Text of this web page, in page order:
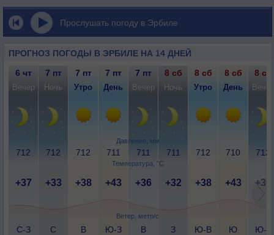
Прослушать погоду в Эрбиле
ПРОГНОЗ ПОГОДЫ В ЭРБИЛЕ НА 14 ДНЕЙ
Давление, мм
Температура, °C
Ветер, метр/с
6 чт 7 пт 7 пт 7 пт 7 пт 8 сб 8 сб 8 сб 8 сб
Вечер Ночь Утро День Вечер Ночь Утро День Вечер
712 712 712 711 711 711 712 710 712
+37 +33 +38 +43 +36 +32 +38 +43 +36
С-З
С
В
Ю-З
В
З
Ю-В
Ю
Ю-З